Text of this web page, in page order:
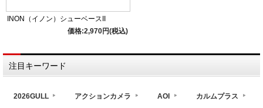
INON（イノン）シューベースII
価格:2,970円(税込)
注目キーワード
2026GULL アクションカメラ AOI カルムプラス